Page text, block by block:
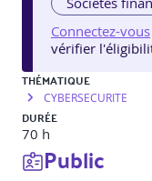
Connectez-vous
vérifier
THÉMATIQUE
CYBERSECURITE
DURÉE
70 h
Public